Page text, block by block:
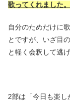
歌ってくれました。
自分のためだけに
とですが、いざ目
と軽く会釈して逃
2部は「今日も楽し